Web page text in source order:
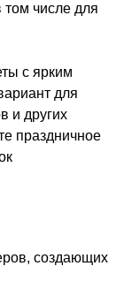
том числе для
с ярким
для
и других
праздничное
создающих